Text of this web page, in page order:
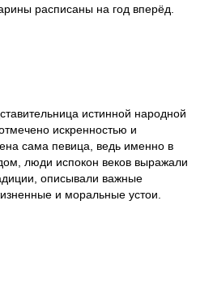
расписаны на год вперёд.
истинной народной
искренностью и
сама певица, ведь именно в
люди испокон веков выражали
описывали важные
и моральные устои.